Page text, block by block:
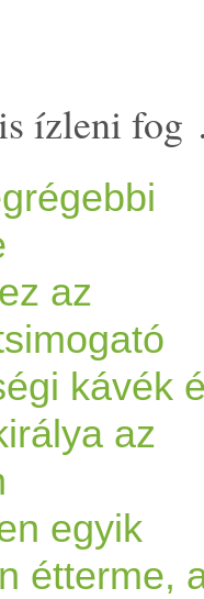
ízleni
az
kávék
az
egyik
étterme,